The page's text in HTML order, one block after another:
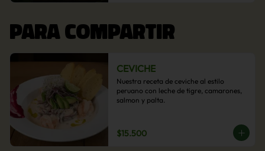
PARA COMPARTIR
CEVICHE
Nuestra receta de ceviche al estilo
peruano con leche de tigre, camarones,
salmon y palta.
$15.500